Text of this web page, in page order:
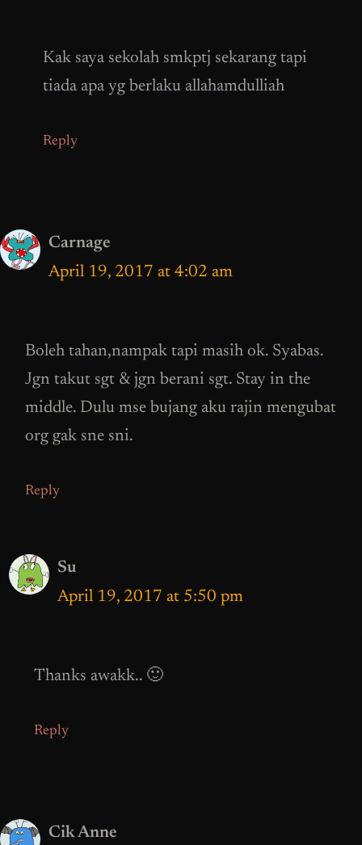
Kak saya sekolah smkptj sekarang tapi
tiada apa yg berlaku allahamdulliah
Reply
Carnage
April 19, 2017 at 4:02 am
Boleh tahan,nampak tapi masih ok. Syabas.
Jgn takut sgt & jgn berani sgt. Stay in the
middle. Dulu mse bujang aku rajin mengubat
org gak sne sni.
Reply
Su
April 19, 2017 at 5:50 pm
Thanks awakk.. 🙂
Reply
Cik Anne